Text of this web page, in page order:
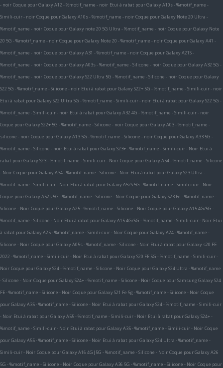
- noir Coque pour Galaxy A12 - %motif_name - noir Etui à rabat pour Galaxy A10s - %motif_name -
Simili-cuir - noir Coque pour Galaxy A10s - %motif_name - noir Coque pour Galaxy Note 20 Ultra -
%motif_name - noir Coque pour Galaxy note 20 5G Ultra - %motif_name - noir Coque pour Galaxy Note
20 5G - %motif_name - noir Coque pour Galaxy Note 20 - %motif_name - noir Coque pour Galaxy A41 -
%motif_name - noir Coque pour Galaxy A31 - %motif_name - noir Coque pour Galaxy A21S -
%motif_name - noir Coque pour Galaxy A03s - %motif_name - Silicone - noir Coque pour Galaxy A32 5G -
%motif_name - noir Coque pour Galaxy S22 Ultra 5G - %motif_name - Silicone - noir Coque pour Galaxy
S22 5G - %motif_name - Silicone - noir Etui à rabat pour Galaxy S22+ 5G - %motif_name - Simili-cuir - noir
Etui à rabat pour Galaxy S22 Ultra 5G - %motif_name - Simili-cuir - noir Etui à rabat pour Galaxy S22 5G -
%motif_name - Simili-cuir - noir Etui à rabat pour Galaxy A32 4G - %motif_name - Simili-cuir - noir
Coque pour Galaxy S22+ 5G - %motif_name - Silicone - noir Coque pour Galaxy A03 - %motif_name -
silicone - noir Coque pour Galaxy A13 5G - %motif_name - Silicone - noir Coque pour Galaxy A33 5G -
%motif_name - Silicone - noir Etui à rabat pour Galaxy S23+ - %motif_name - Simili-cuir - Noir Etui à
rabat pour Galaxy S23 - %motif_name - Simili-cuir - Noir Coque pour Galaxy A54 - %motif_name - Silicone
- Noir Coque pour Galaxy A34 - %motif_name - Silicone - Noir Etui à rabat pour Galaxy S23 Ultra -
%motif_name - Simili-cuir - Noir Etui à rabat pour Galaxy A52S 5G - %motif_name - Simili-cuir - Noir
Coque pour Galaxy A52s 5G - %motif_name - Silicone - Noir Coque pour Galaxy S23 Fe - %motif_name -
Silicone - Noir Coque pour Galaxy A25 - %motif_name - Silicone - Noir Coque pour Galaxy A15 4G/5G -
%motif_name - Silicone - Noir Etui à rabat pour Galaxy A15 4G/5G - %motif_name - Simili-cuir - Noir Etui
à rabat pour Galaxy A25 - %motif_name - Simili-cuir - Noir Coque pour Galaxy A24 - %motif_name -
Silicone - Noir Coque pour Galaxy A05s - %motif_name - Silicone - Noir Etui à rabat pour Galaxy s20 FE
2022 - %motif_name - Simili-cuir - Noir Etui à rabat pour Galaxy S20 FE 5G - %motif_name - Simili-cuir -
Noir Coque pour Galaxy S24 - %motif_name - Silicone - Noir Coque pour Galaxy S24 Ultra - %motif_name
- Silicone - Noir Coque pour Galaxy S24+ - %motif_name - Silicone - Noir Coque pour Samsung Galaxy S24
FE - %motif_name - Silicone - Noir Coque pour Galaxy S21 Fe 5g - %motif_name - Silicone - Noir Coque
pour Galaxy A35 - %motif_name - Silicone - Noir Etui à rabat pour Galaxy S24 - %motif_name - Simili-cuir
- Noir Etui à rabat pour Galaxy A55 - %motif_name - Simili-cuir - Noir Etui à rabat pour Galaxy S24+ -
%motif_name - Simili-cuir - Noir Etui à rabat pour Galaxy A35 - %motif_name - Simili-cuir - Noir Coque
pour Galaxy A55 - %motif_name - Silicone - Noir Etui à rabat pour Galaxy S24 Ultra - %motif_name -
Simili-cuir - Noir Coque pour Galaxy A16 4G|5G - %motif_name - Silicone - Noir Coque pour Galaxy A26
5G - %motif_name - Silicone - Noir Coque pour Galaxy A36 5G - %motif_name - Silicone - Noir Coque pour